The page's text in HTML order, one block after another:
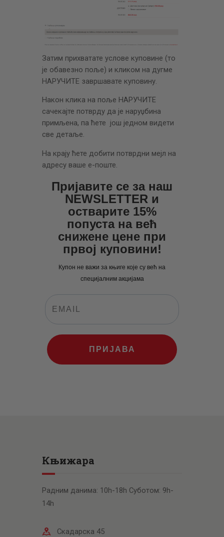
Затим прихватате услове куповине (то
је обавезно поље) и кликом на дугме
НАРУЧИТЕ завршавате куповину.
Након клика на поље НАРУЧИТЕ
сачекајте потврду да је наруџбина
примљена, па ћете још једном видети
све детаље.
На крају ћете добити потврдни мејл на
адресу ваше е-поште.
Пријавите се за наш
NEWSLETTER и
остварите 15%
попуста на већ
снижене цене при
првој куповини!
Купон не важи за књиге које су већ на
специјалним акцијама
ПРИЈАВА
Књижара
Радним данима: 10h-18h Суботом: 9h-
14h
Скадарска 45